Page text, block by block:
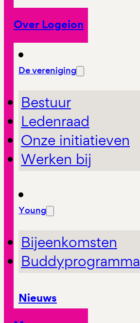
Over Logeion
De vereniging
Bestuur
Ledenraad
Onze initiatieven
Werken bij
Young
Bijeenkomsten
Buddyprogramma
Nieuws